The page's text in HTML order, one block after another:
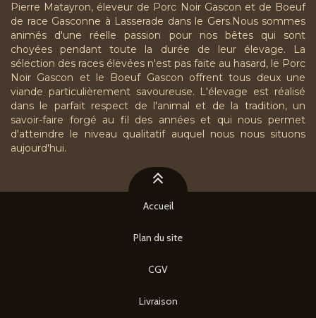
Pierre Matayron, éleveur de Porc Noir Gascon et de Boeuf
de race Gasconne à Lasserade dans le Gers.Nous sommes
animés d'une réelle passion pour nos bêtes qui sont
choyées pendant toute la durée de leur élevage. La
sélection des races élevées n'est pas faite au hasard, le Porc
Noir Gascon et le Boeuf Gascon offrent tous deux une
viande particulièrement savoureuse. L'élevage est réalisé
dans le parfait respect de l'animal et de la tradition, un
savoir-faire forgé au fil des années et qui nous permet
d'atteindre le niveau qualitatif auquel nous nous situons
aujourd'hui.
Accueil
Plan du site
CGV
Livraison